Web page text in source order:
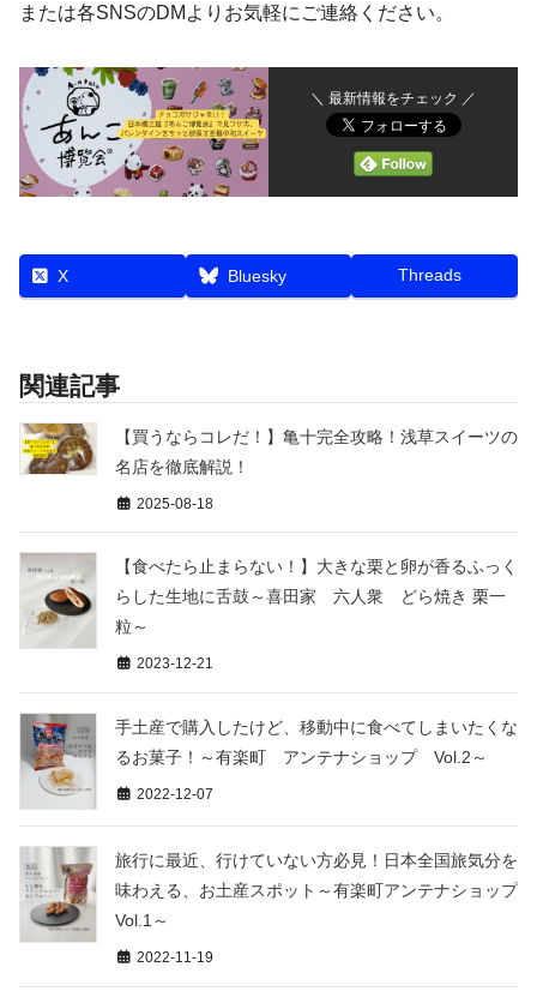
または各SNSのDMよりお気軽にご連絡ください。
＼ 最新情報をチェック ／
X Bluesky Threads
関連記事
【買うならコレだ！】亀十完全攻略！浅草スイーツの
名店を徹底解説！
2025-08-18
【食べたら止まらない！】大きな栗と卵が香るふっく
らした生地に舌鼓～喜田家 六人衆 どら焼き 栗一
粒～
2023-12-21
手土産で購入したけど、移動中に食べてしまいたくな
るお菓子！～有楽町 アンテナショップ Vol.2～
2022-12-07
旅行に最近、行けていない方必見！日本全国旅気分を
味わえる、お土産スポット～有楽町アンテナショップ
Vol.1～
2022-11-19